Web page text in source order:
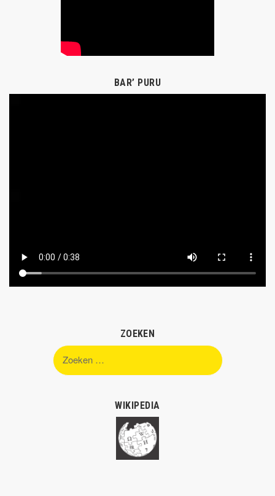
BAR’ PURU
ZOEKEN
Zoeken
naar:
WIKIPEDIA